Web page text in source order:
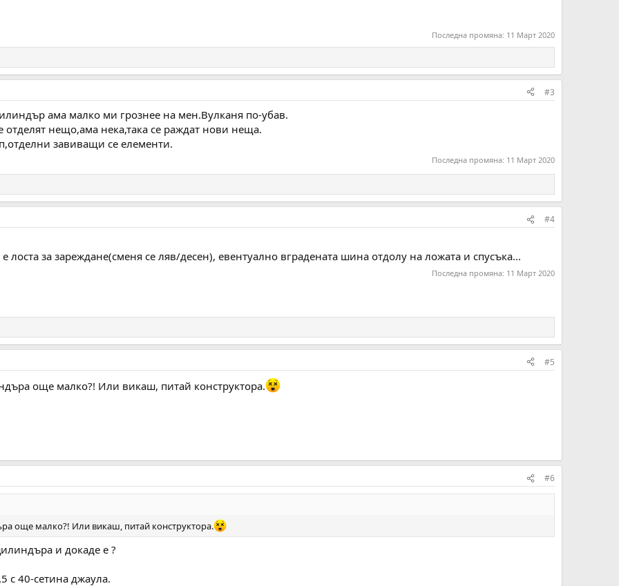
Последна промяна: 11 Март 2020
#3
ама малко ми грознее на мен.Вулканя по-убав.
отделят нещо,ама нека,така се раждат нови неща.
завиващи се елементи.
Последна промяна: 11 Март 2020
#4
лоста за зареждане(сменя се ляв/десен), евентуално вградената шина отдолу на ложата и спусъка...
Последна промяна: 11 Март 2020
#5
още малко?! Или викаш, питай конструктора.
#6
още малко?! Или викаш, питай конструктора.
и докаде е ?
с 40-сетина джаула.